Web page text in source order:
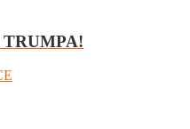
TRUMPA!